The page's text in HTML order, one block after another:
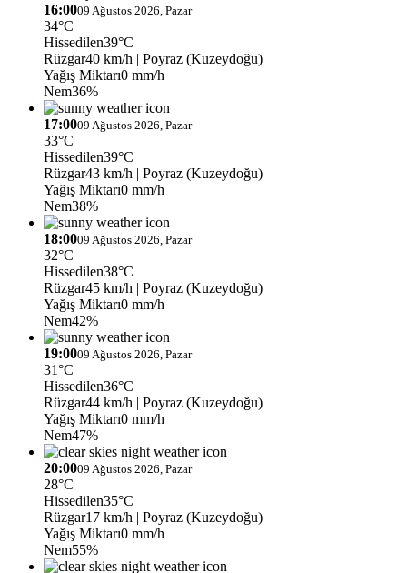
16:0009 Ağustos 2026, Pazar
34°C
Hissedilen39°C
Rüzgar40 km/h | Poyraz (Kuzeydoğu)
Yağış Miktarı0 mm/h
Nem36%
17:0009 Ağustos 2026, Pazar
33°C
Hissedilen39°C
Rüzgar43 km/h | Poyraz (Kuzeydoğu)
Yağış Miktarı0 mm/h
Nem38%
18:0009 Ağustos 2026, Pazar
32°C
Hissedilen38°C
Rüzgar45 km/h | Poyraz (Kuzeydoğu)
Yağış Miktarı0 mm/h
Nem42%
19:0009 Ağustos 2026, Pazar
31°C
Hissedilen36°C
Rüzgar44 km/h | Poyraz (Kuzeydoğu)
Yağış Miktarı0 mm/h
Nem47%
20:0009 Ağustos 2026, Pazar
28°C
Hissedilen35°C
Rüzgar17 km/h | Poyraz (Kuzeydoğu)
Yağış Miktarı0 mm/h
Nem55%